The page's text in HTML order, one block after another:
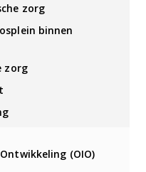
zorg
binnen
zorg
(OIO)